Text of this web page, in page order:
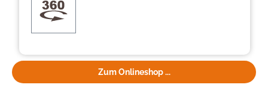
Zum Onlineshop ...